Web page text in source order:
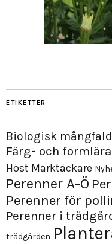
ETIKETTER
Biologisk mångfald
Färg- och formlära
Höst Marktäckare
Perenner A-Ö
Perenner för
Perenner i
trädgården